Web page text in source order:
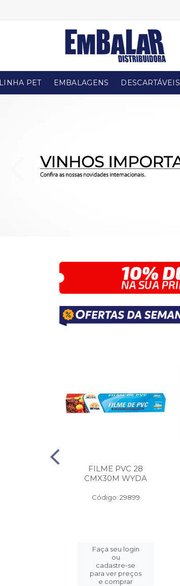
PET EMBALAGENS DESCARTÁVEIS
FILME PVC 28
CMX30M WYDA
Código: 29899
Faça seu login
ou
cadastre-se
para ver preços
e comprar